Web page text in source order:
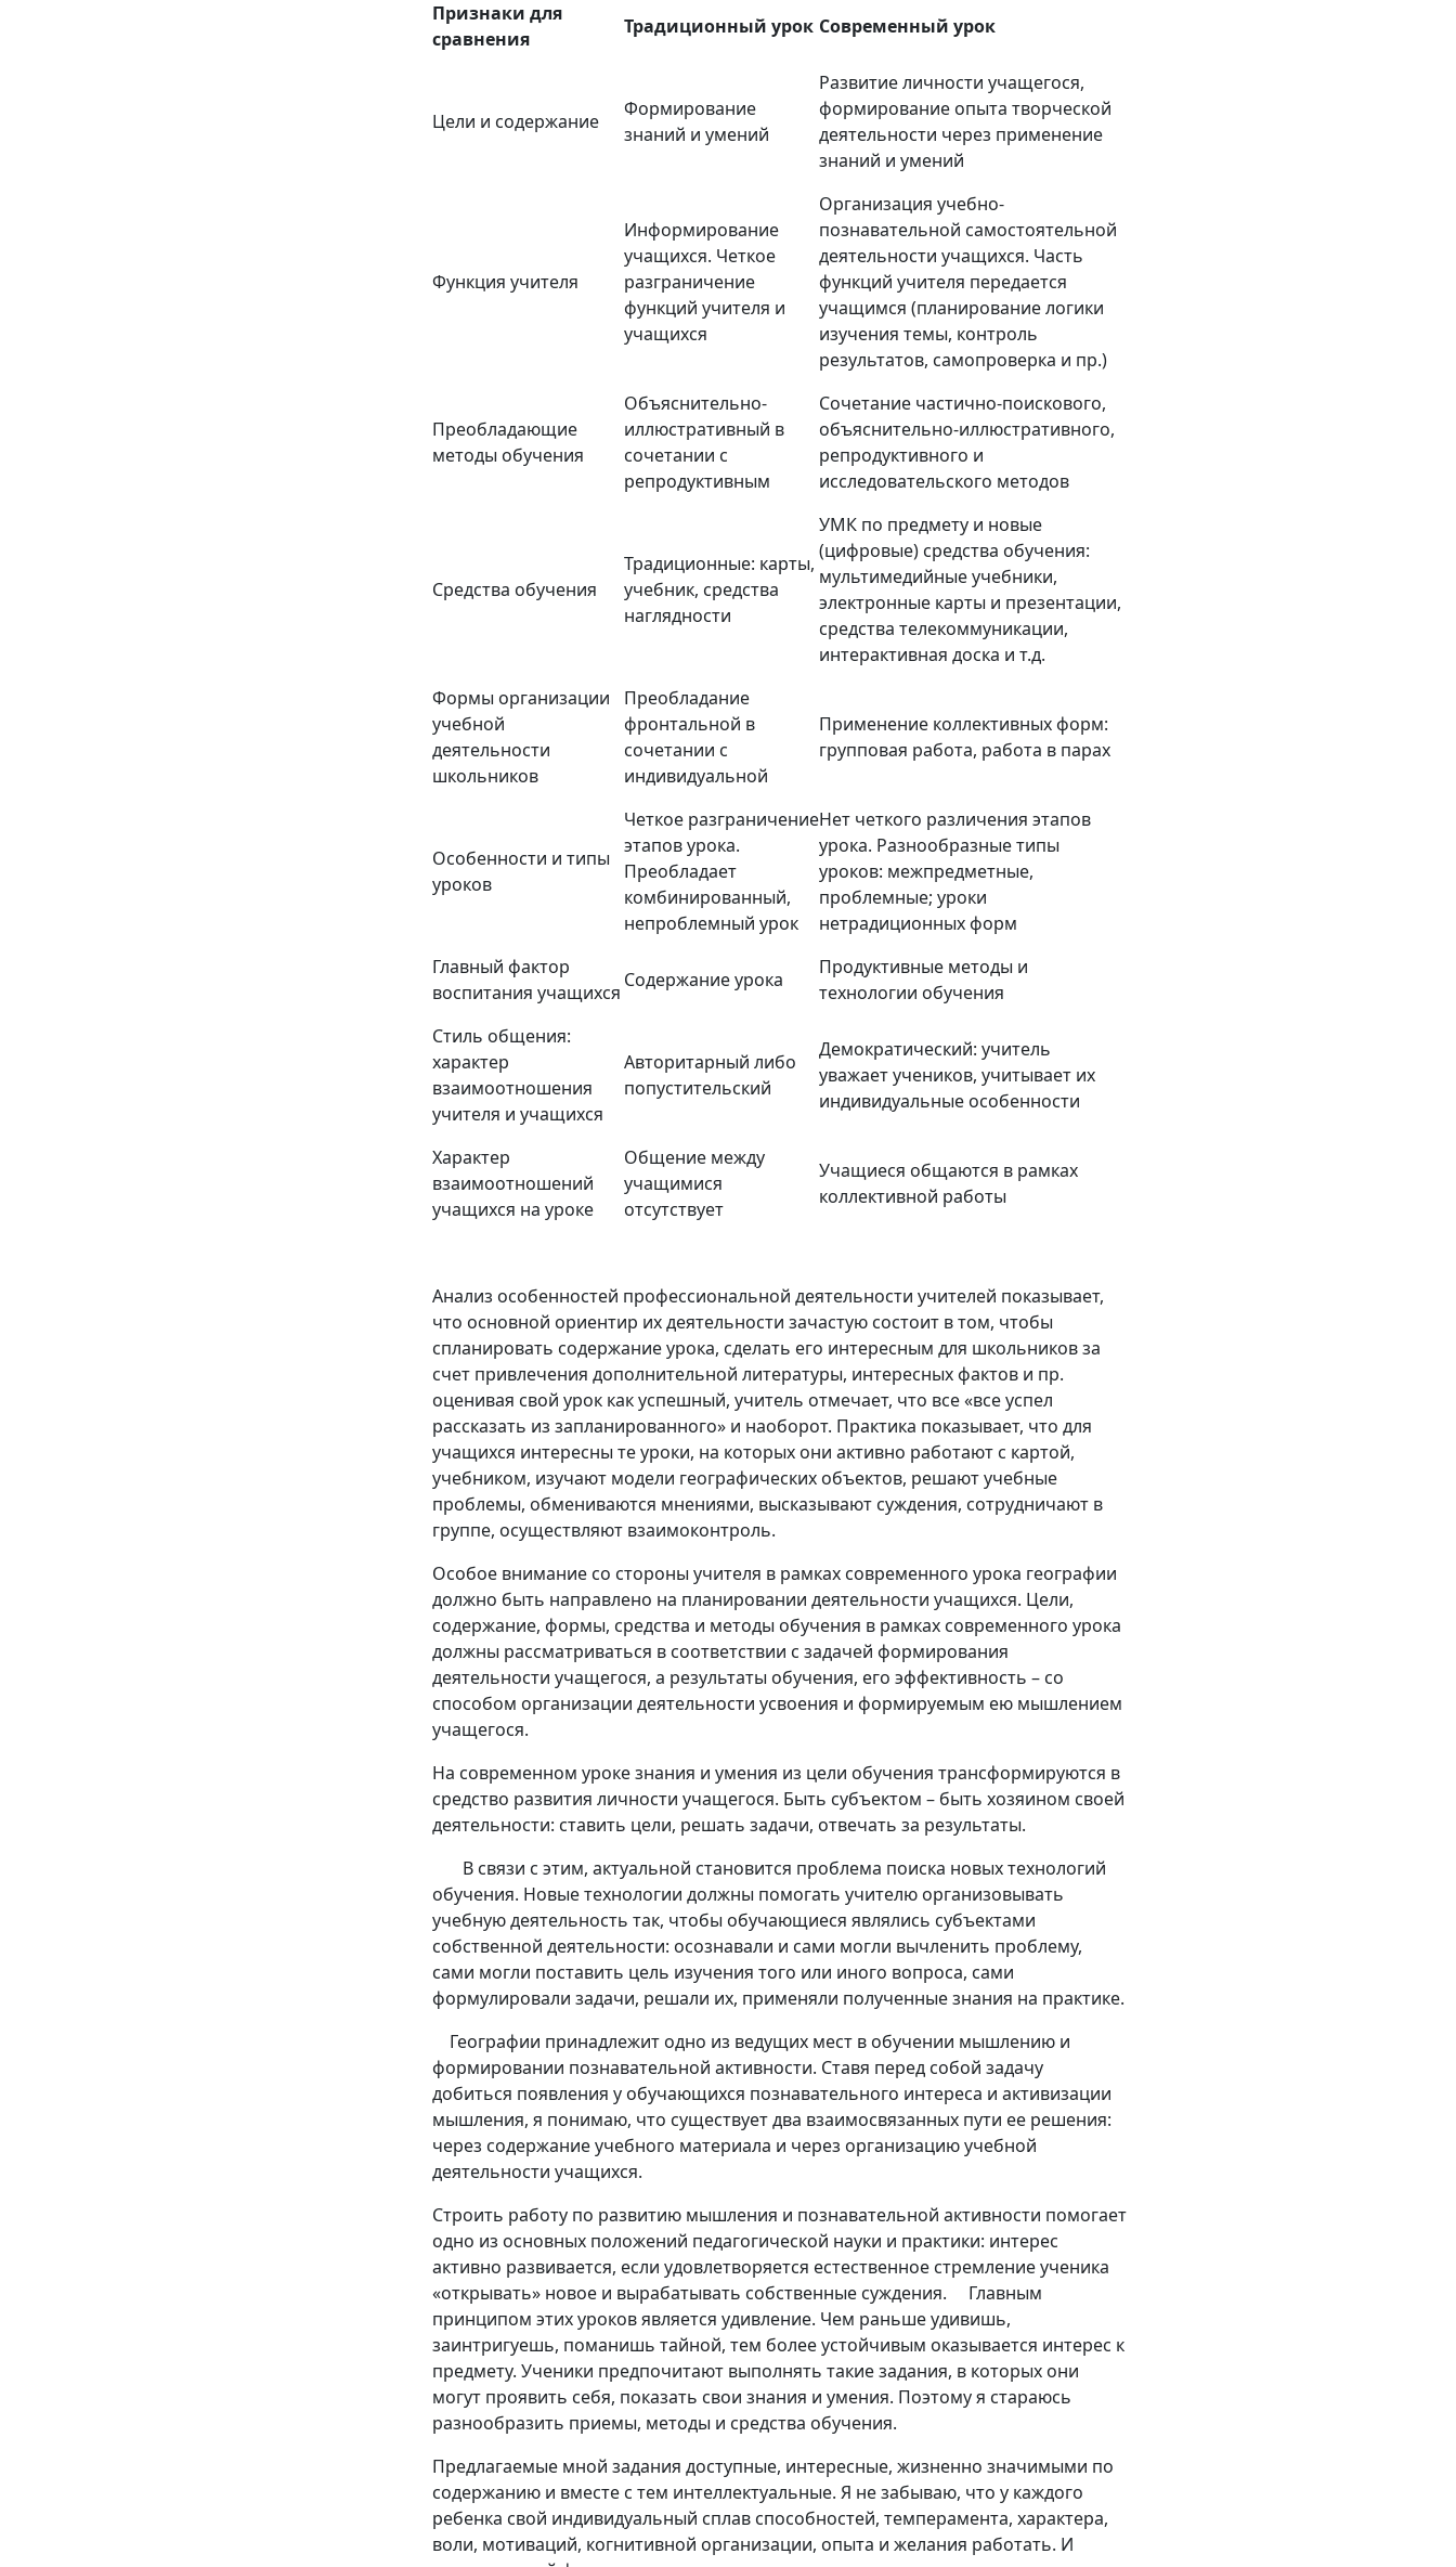
Признаки для
сравнения
Традиционный урок Современный урок
Цели и содержание
Формирование
знаний и умений
Развитие личности учащегося,
формирование опыта творческой
деятельности через применение
знаний и умений
Функция учителя
Информирование
учащихся. Четкое
разграничение
функций учителя и
учащихся
Организация учебно-
познавательной самостоятельной
деятельности учащихся. Часть
функций учителя передается
учащимся (планирование логики
изучения темы, контроль
результатов, самопроверка и пр.)
Преобладающие
методы обучения
Объяснительно-
иллюстративный в
сочетании с
репродуктивным
Сочетание частично-поискового,
объяснительно-иллюстративного,
репродуктивного и
исследовательского методов
Средства обучения
Традиционные: карты,
учебник, средства
наглядности
УМК по предмету и новые
(цифровые) средства обучения:
мультимедийные учебники,
электронные карты и презентации,
средства телекоммуникации,
интерактивная доска и т.д.
Формы организации
учебной
деятельности
школьников
Преобладание
фронтальной в
сочетании с
индивидуальной
Применение коллективных форм:
групповая работа, работа в парах
Особенности и типы
уроков
Четкое разграничение
этапов урока.
Преобладает
комбинированный,
непроблемный урок
Нет четкого различения этапов
урока. Разнообразные типы
уроков: межпредметные,
проблемные; уроки
нетрадиционных форм
Главный фактор
воспитания учащихся
Содержание урока
Продуктивные методы и
технологии обучения
Стиль общения:
характер
взаимоотношения
учителя и учащихся
Авторитарный либо
попустительский
Демократический: учитель
уважает учеников, учитывает их
индивидуальные особенности
Характер
взаимоотношений
учащихся на уроке
Общение между
учащимися
отсутствует
Учащиеся общаются в рамках
коллективной работы
Анализ особенностей профессиональной деятельности учителей показывает,
что основной ориентир их деятельности зачастую состоит в том, чтобы
спланировать содержание урока, сделать его интересным для школьников за
счет привлечения дополнительной литературы, интересных фактов и пр.
оценивая свой урок как успешный, учитель отмечает, что все «все успел
рассказать из запланированного» и наоборот. Практика показывает, что для
учащихся интересны те уроки, на которых они активно работают с картой,
учебником, изучают модели географических объектов, решают учебные
проблемы, обмениваются мнениями, высказывают суждения, сотрудничают в
группе, осуществляют взаимоконтроль.
Особое внимание со стороны учителя в рамках современного урока географии
должно быть направлено на планировании деятельности учащихся. Цели,
содержание, формы, средства и методы обучения в рамках современного урока
должны рассматриваться в соответствии с задачей формирования
деятельности учащегося, а результаты обучения, его эффективность – со
способом организации деятельности усвоения и формируемым ею мышлением
учащегося.
На современном уроке знания и умения из цели обучения трансформируются в
средство развития личности учащегося. Быть субъектом – быть хозяином своей
деятельности: ставить цели, решать задачи, отвечать за результаты.
В связи с этим, актуальной становится проблема поиска новых технологий
обучения. Новые технологии должны помогать учителю организовывать
учебную деятельность так, чтобы обучающиеся являлись субъектами
собственной деятельности: осознавали и сами могли вычленить проблему,
сами могли поставить цель изучения того или иного вопроса, сами
формулировали задачи, решали их, применяли полученные знания на практике.
Географии принадлежит одно из ведущих мест в обучении мышлению и
формировании познавательной активности. Ставя перед собой задачу
добиться появления у обучающихся познавательного интереса и активизации
мышления, я понимаю, что существует два взаимосвязанных пути ее решения:
через содержание учебного материала и через организацию учебной
деятельности учащихся.
Строить работу по развитию мышления и познавательной активности помогает
одно из основных положений педагогической науки и практики: интерес
активно развивается, если удовлетворяется естественное стремление ученика
«открывать» новое и вырабатывать собственные суждения. Главным
принципом этих уроков является удивление. Чем раньше удивишь,
заинтригуешь, поманишь тайной, тем более устойчивым оказывается интерес к
предмету. Ученики предпочитают выполнять такие задания, в которых они
могут проявить себя, показать свои знания и умения. Поэтому я стараюсь
разнообразить приемы, методы и средства обучения.
Предлагаемые мной задания доступные, интересные, жизненно значимыми по
содержанию и вместе с тем интеллектуальные. Я не забываю, что у каждого
ребенка свой индивидуальный сплав способностей, темперамента, характера,
воли, мотиваций, когнитивной организации, опыта и желания работать. И